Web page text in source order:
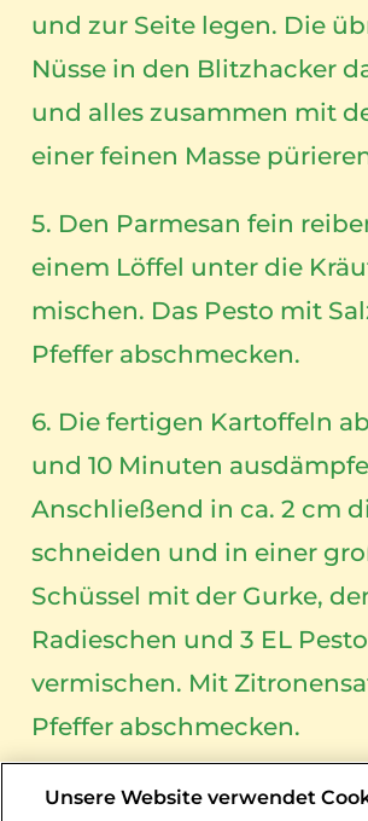
und zur Seite legen. Die
Nüsse in den Blitzhacker
und alles zusammen mit
einer feinen Masse
5. Den Parmesan fein
einem Löffel unter die
mischen. Das Pesto mit
Pfeffer abschmecken.
6. Die fertigen Kartoffeln
und 10 Minuten
Anschließend in ca. 2 cm
schneiden und in einer
Schüssel mit der Gurke,
Radieschen und 3 EL Pesto
vermischen. Mit
Pfeffer abschmecken.
7. Eine beschichtete
Unsere Website verwendet